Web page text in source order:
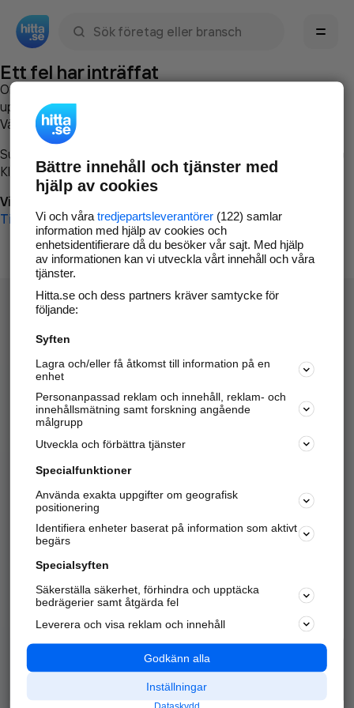
Ett fel har inträffat
Om du vill kan du
uppstod så att vi lättare och snabbare kan avhjälpa det.
Vänligen försök med följande:
Surfa till
Klicka påTillbaka-knappen i webbläsaren och försök igen
Vi beklagar besväret!
Till startsidan
Hitta.se - Gratis nummerupplysning.
Sök företag, personer och platser.
Hitta telefonnummer, adresser, företagsinfo mm.
Marknadsför företaget
Kom igång och annonsera mot
samarbetspartners nära dig.
Alla kategorier
Populära sökningar
API & Kartor
Annonsera
Integritet
Nödnummer
Bättre innehåll och tjänster med
hjälp av cookies
Vi och våra tredjepartsleverantörer(122) samlar
information med hjälp av cookies och
enhetsidentifierare då du besöker vår sajt. Med hjälp
av informationen kan vi utveckla vårt innehåll och våra
tjänster.
Hitta.se och dess partners kräver samtycke för
följande:
Syften
Lagra och/eller få åtkomst till information på en
enhet
Personanpassad reklam och innehåll, reklam- och
innehållsmätning samt forskning angående
målgrupp
Utveckla och förbättra tjänster
Specialfunktioner
Använda exakta uppgifter om geografisk
positionering
Identifiera enheter baserat på information som aktivt
begärs
Specialsyften
Säkerställa säkerhet, förhindra och upptäcka
bedrägerier samt åtgärda fel
Leverera och visa reklam och innehåll
Godkänn alla
Inställningar
Dataskydd